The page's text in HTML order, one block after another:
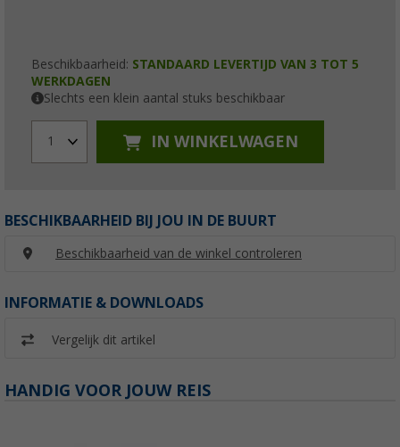
Beschikbaarheid: STANDAARD LEVERTIJD VAN 3 TOT 5
WERKDAGEN
Slechts een klein aantal stuks beschikbaar
1 IN WINKELWAGEN
BESCHIKBAARHEID BIJ JOU IN DE BUURT
Beschikbaarheid van de winkel controleren
INFORMATIE & DOWNLOADS
Vergelijk dit artikel
HANDIG VOOR JOUW REIS